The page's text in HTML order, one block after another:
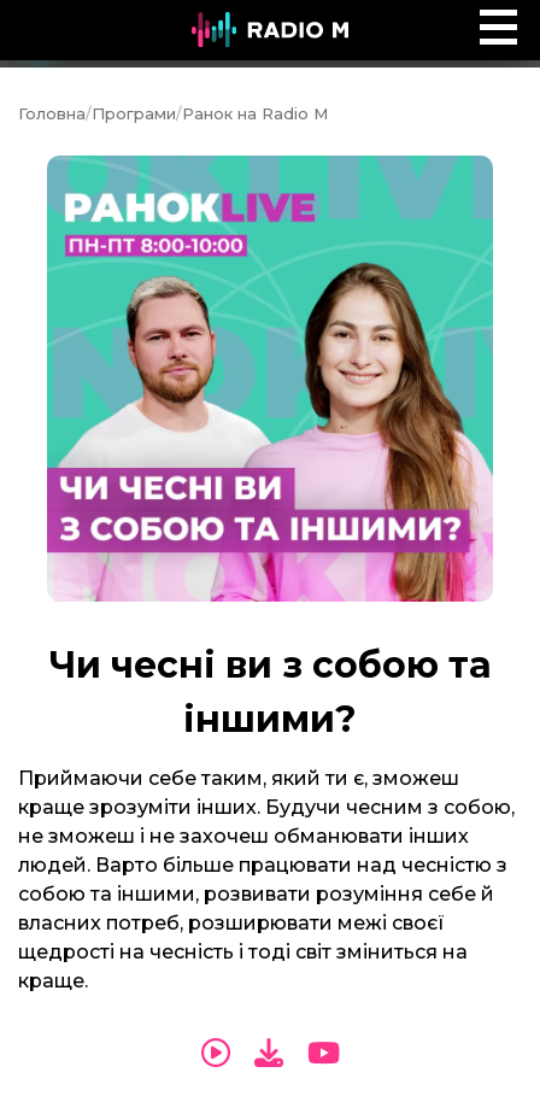
Music Ocean
Головна/Програми/Ранок на Radio M
Чи чесні ви з собою та
іншими?
Приймаючи себе таким, який ти є, зможеш
краще зрозуміти інших. Будучи чесним з собою,
не зможеш і не захочеш обманювати інших
людей. Варто більше працювати над чесністю з
собою та іншими, розвивати розуміння себе й
власних потреб, розширювати межі своєї
щедрості на чесність і тоді світ зміниться на
краще.